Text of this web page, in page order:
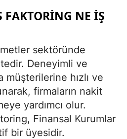
FAKTORING NE İŞ
sektöründe
Deneyimli ve
müşterilerine hızlı ve
firmaların nakit
yardımcı olur.
Finansal Kurumlar
bir üyesidir.